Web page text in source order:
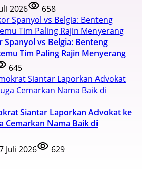
2026 658
Spanyol vs Belgia: Benteng
Tim Paling Rajin Menyerang
645
Siantar Laporkan Advokat ke
Cemarkan Nama Baik di
Juli 2026 629